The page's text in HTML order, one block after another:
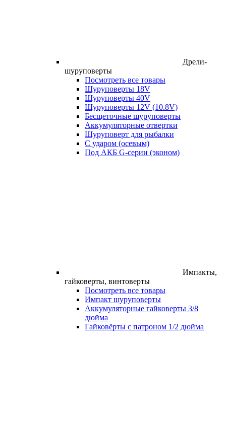
Дрели-
шуруповерты
Посмотреть все товары
Шуруповерты 18V
Шуруповерты 40V
Шуруповерты 12V (10.8V)
Бесщеточные шуруповерты
Аккумуляторные отвертки
Шуруповерт для рыбалки
С ударом (осевым)
Под АКБ G-серии (эконом)
Импакты,
гайковерты, винтоверты
Посмотреть все товары
Импакт шуруповерты
Аккумуляторные гайковерты 3/8
дюйма
Гайковёрты с патроном 1/2 дюйма